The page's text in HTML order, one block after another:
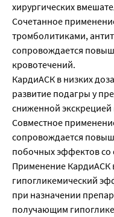
хирургических
Сочетанное
тромболитиками,
сопровождается
кровотечений.
КардиАСК в низких
развитие подагры у
сниженной
Совместное
сопровождается
побочных эффектов со
Применение КардиАСК
гипогликемический
при назначении
получающим